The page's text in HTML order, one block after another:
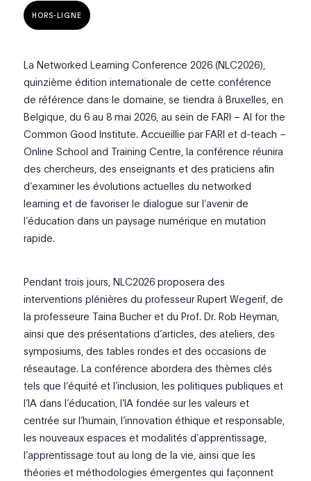
HORS-LIGNE
La Networked Learning Conference 2026 (NLC2026),
quinzième édition internationale de cette conférence
de référence dans le domaine, se tiendra à Bruxelles, en
Belgique, du 6 au 8 mai 2026, au sein de FARI – AI for the
Common Good Institute. Accueillie par FARI et d-teach –
Online School and Training Centre, la conférence réunira
des chercheurs, des enseignants et des praticiens afin
d’examiner les évolutions actuelles du networked
learning et de favoriser le dialogue sur l’avenir de
l’éducation dans un paysage numérique en mutation
rapide.
Pendant trois jours, NLC2026 proposera des
interventions plénières du professeur Rupert Wegerif, de
la professeure Taina Bucher et du Prof. Dr. Rob Heyman,
ainsi que des présentations d’articles, des ateliers, des
symposiums, des tables rondes et des occasions de
réseautage. La conférence abordera des thèmes clés
tels que l’équité et l’inclusion, les politiques publiques et
l’IA dans l’éducation, l’IA fondée sur les valeurs et
centrée sur l’humain, l’innovation éthique et responsable,
les nouveaux espaces et modalités d’apprentissage,
l’apprentissage tout au long de la vie, ainsi que les
théories et méthodologies émergentes qui façonnent